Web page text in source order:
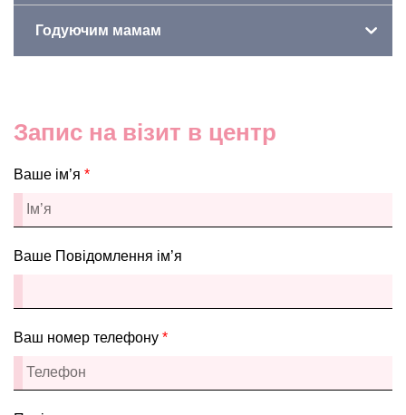
Годуючим мамам
Запис на візит в центр
Ваше ім’я *
Ваше Повідомлення ім’я
Ваш номер телефону *